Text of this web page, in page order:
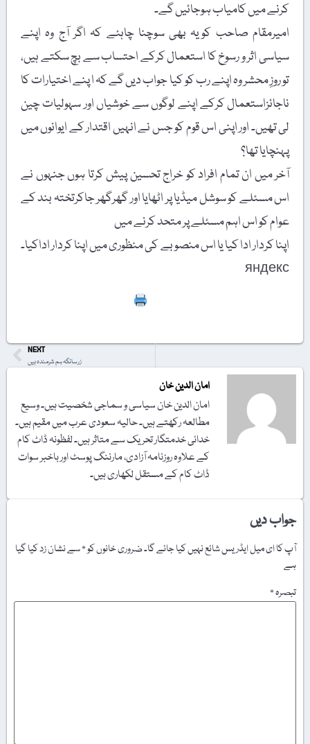
کرنے میں کامیاب ہوجائیں گے۔
امیرمقام صاحب کویہ بھی سوچنا چاہئے کہ اگر آج وہ اپنے
سیاسی اثر و رسوخ کا استعمال کرکے احتساب سے بچ سکتے ہیں،
تو روزِ محشر وہ اپنے رب کو کیا جواب دیں گے کہ ا پنے اختیارات کا
ناجائزاستعمال کرکے اپنے لوگوں سے خوشیاں اور سہولیات چین
لی تھیں۔ اور اپنی اس قوم کو جس نے انہیں اقتدار کے ایوانوں میں
پہنچایا تھا؟
آخر میں ان تمام افراد کو خراج تحسین پیش کرتا ہوں جنہوں نے
اس مسئلے کو سوشل میڈیا پر اٹھایا اور گھرگھر جاکرتختہ بند کے
عوام کو اس اہم مسئلے پر متحد کرنے میں
اپنا کردار ادا کیا یا اس منصوبے کی منظوری میں اپنا کردار اداکیا۔
яндекс
NEXT
زرسانگہ ہم شرمندہ ہیں
امان الدین خان
امان الدین خان سیاسی و سماجی شخصیت ہیں۔ وسیع
مطالعہ رکھتے ہیں۔ حالیہ سعودی عرب میں مقیم ہیں۔
خدائی خدمتگار تحریک سے متاثر ہیں۔ لفظونہ ڈاٹ کام
کے علاوہ روزنامہ آزادی، مارننگ پوسٹ اور باخبر سوات
ڈاٹ کام کے مستقل لکھاری ہیں۔
جواب دیں
آپ کا ای میل ایڈریس شائع نہیں کیا جائے گا۔ضروری خانوں کو*سے نشان زد کیا گیا
ہے
تبصرہ*